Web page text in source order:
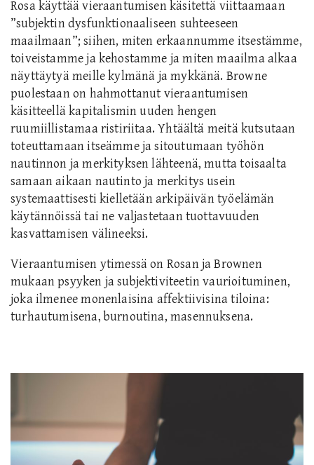
Rosa käyttää vieraantumisen käsitettä viittaamaan
”subjektin dysfunktionaaliseen suhteeseen
maailmaan”; siihen, miten erkaannumme itsestämme,
toiveistamme ja kehostamme ja miten maailma alkaa
näyttäytyä meille kylmänä ja mykkänä. Browne
puolestaan on hahmottanut vieraantumisen
käsitteellä kapitalismin uuden hengen
ruumiillistamaa ristiriitaa. Yhtäältä meitä kutsutaan
toteuttamaan itseämme ja sitoutumaan työhön
nautinnon ja merkityksen lähteenä, mutta toisaalta
samaan aikaan nautinto ja merkitys usein
systemaattisesti kielletään arkipäivän työelämän
käytännöissä tai ne valjastetaan tuottavuuden
kasvattamisen välineeksi.
Vieraantumisen ytimessä on Rosan ja Brownen
mukaan psyyken ja subjektiviteetin vaurioituminen,
joka ilmenee monenlaisina affektiivisina tiloina:
turhautumisena, burnoutina, masennuksena.